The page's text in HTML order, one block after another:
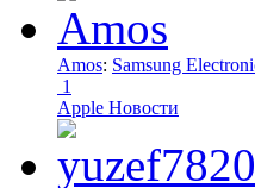
Amos: Samsung
1
Apple Новости